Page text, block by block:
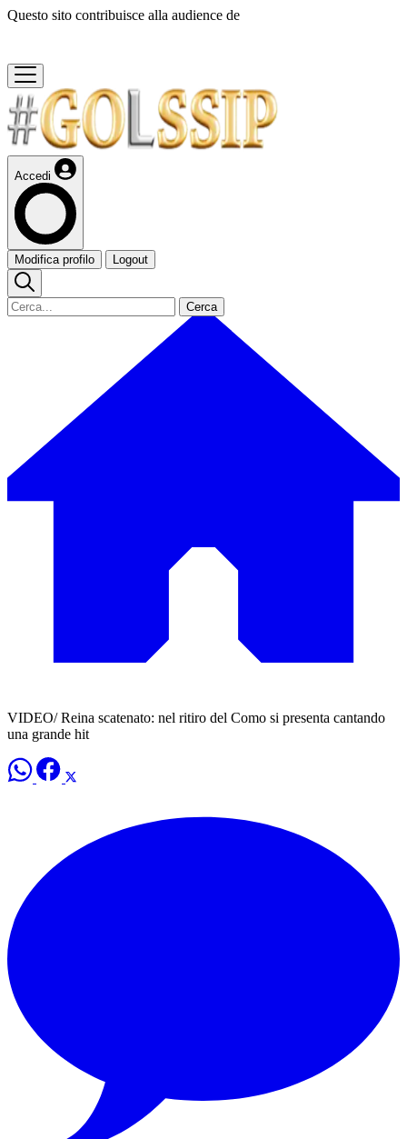
Questo sito contribuisce alla audience de
Accedi
Modifica profilo Logout
Cerca
VIDEO/ Reina scatenato: nel ritiro del Como si presenta cantando
una grande hit